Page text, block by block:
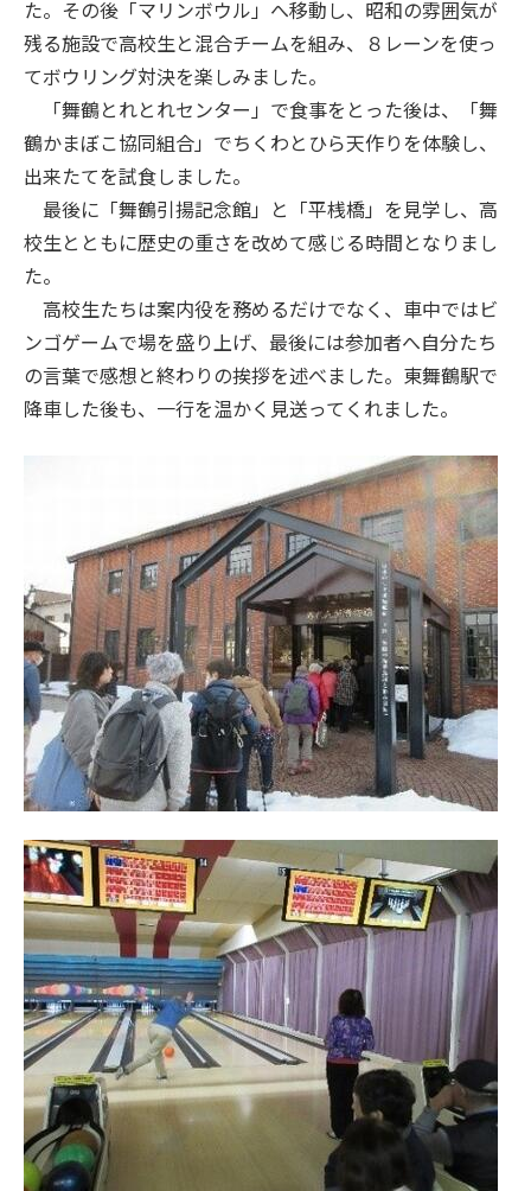
た。その後「マリンボウル」へ移動し、昭和の雰囲気が
残る施設で高校生と混合チームを組み、８レーンを使っ
てボウリング対決を楽しみました。
「舞鶴とれとれセンター」で食事をとった後は、「舞
鶴かまぼこ協同組合」でちくわとひら天作りを体験し、
出来たてを試食しました。
最後に「舞鶴引揚記念館」と「平桟橋」を見学し、高
校生とともに歴史の重さを改めて感じる時間となりまし
た。
高校生たちは案内役を務めるだけでなく、車中ではビ
ンゴゲームで場を盛り上げ、最後には参加者へ自分たち
の言葉で感想と終わりの挨拶を述べました。東舞鶴駅で
降車した後も、一行を温かく見送ってくれました。